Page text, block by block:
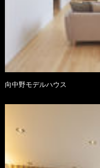
向中野モデルハウス